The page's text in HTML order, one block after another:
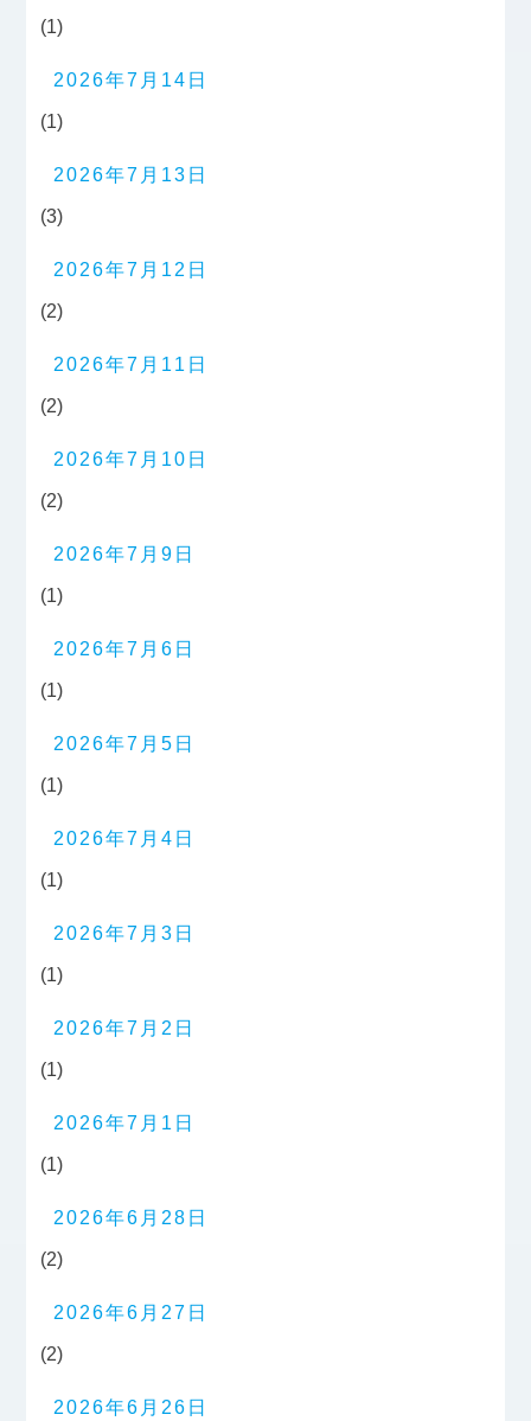
(1)
2026年7月14日
(1)
2026年7月13日
(3)
2026年7月12日
(2)
2026年7月11日
(2)
2026年7月10日
(2)
2026年7月9日
(1)
2026年7月6日
(1)
2026年7月5日
(1)
2026年7月4日
(1)
2026年7月3日
(1)
2026年7月2日
(1)
2026年7月1日
(1)
2026年6月28日
(2)
2026年6月27日
(2)
2026年6月26日